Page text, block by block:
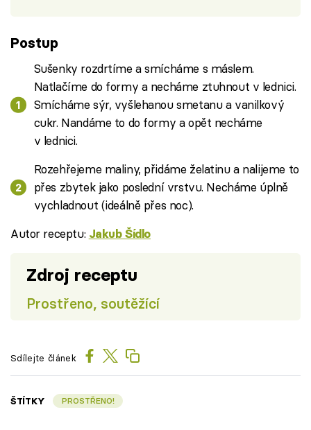
Postup
Sušenky rozdrtíme a smícháme s máslem.
Natlačíme do formy a necháme ztuhnout v lednici.
Smícháme sýr, vyšlehanou smetanu a vanilkový
cukr. Nandáme to do formy a opět necháme
v lednici.
Rozehřejeme maliny, přidáme želatinu a nalijeme to
přes zbytek jako poslední vrstvu. Necháme úplně
vychladnout (ideálně přes noc).
Autor receptu: Jakub Šídlo
Zdroj receptu
Prostřeno, soutěžící
Sdílejte článek
ŠTÍTKY PROSTŘENO!